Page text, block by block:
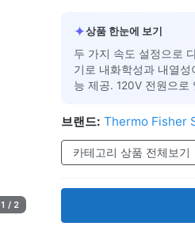
1 / 2
✦상품 한눈에 보기
두 가지 속도 설정으로
기로 내화학성과 내열
능 제공. 120V 전원으로
브랜드: Thermo Fisher
카테고리 상품 전체보기